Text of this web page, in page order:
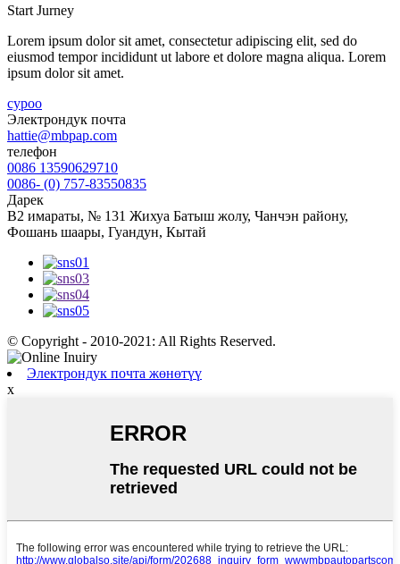
Start Jurney
Lorem ipsum dolor sit amet, consectetur adipiscing elit, sed do
eiusmod tempor incididunt ut labore et dolore magna aliqua. Lorem
ipsum dolor sit amet.
суроо
Электрондук почта
hattie@mbpap.com
телефон
0086 13590629710
0086- (0) 757-83550835
Дарек
B2 имараты, № 131 Жихуа Батыш жолу, Чанчэн району,
Фошань шаары, Гуандун, Кытай
© Copyright - 2010-2021: All Rights Reserved.
Электрондук почта жөнөтүү
x